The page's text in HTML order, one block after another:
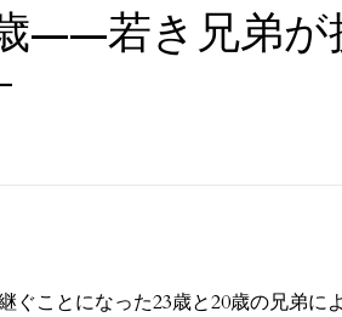
——若き兄弟が
ぐことになった23歳と20歳の兄弟に